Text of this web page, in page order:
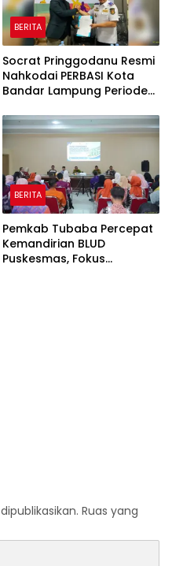
BERITA
Socrat Pringgodanu Resmi
Nahkodai PERBASI Kota
Bandar Lampung Periode
BERITA
Pemkab Tubaba Percepat
Kemandirian BLUD
Puskesmas, Fokus
Ruas yang